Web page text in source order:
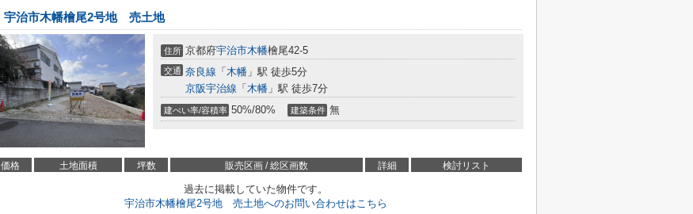
宇治市木幡檜尾2号地 売土地
住所 京都府宇治市木幡檜尾42-5
交通 奈良線 「 木幡 」駅 徒歩5分
京阪宇治線 「 木幡 」駅 徒歩7分
建ぺい率/容積率 50%/80% 建築条件 無
価格 土地面積 坪数 販売区画 / 総区画数 詳細 検討リスト
過去に掲載していた物件です。
宇治市木幡檜尾2号地 売土地へのお問い合わせはこちら